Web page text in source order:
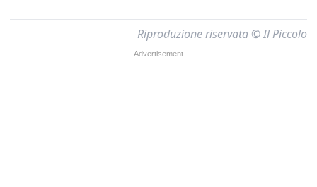
Riproduzione riservata © Il Piccolo